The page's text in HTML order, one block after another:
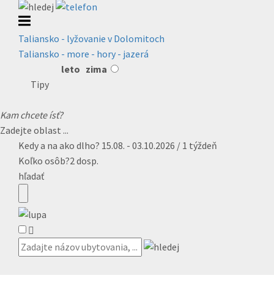
Taliansko - lyžovanie v Dolomitoch
Taliansko - more - hory - jazerá
leto zima
Tipy
Kam chcete ísť?
Zadejte oblast ...
Kedy a na ako dlho? 15.08. - 03.10.2026 / 1 týždeň
Koľko osôb?2 dosp.
hľadať